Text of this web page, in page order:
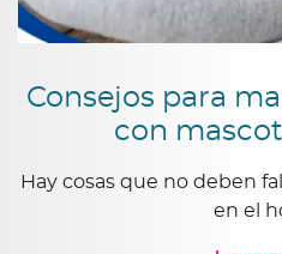
Consejos para
con
Hay cosas que no deben
en el